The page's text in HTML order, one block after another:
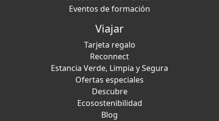
Eventos de formación
Viajar
Tarjeta regalo
Reconnect
Estancia Verde, Limpia y Segura
Ofertas especiales
Descubre
Ecosostenibilidad
Blog